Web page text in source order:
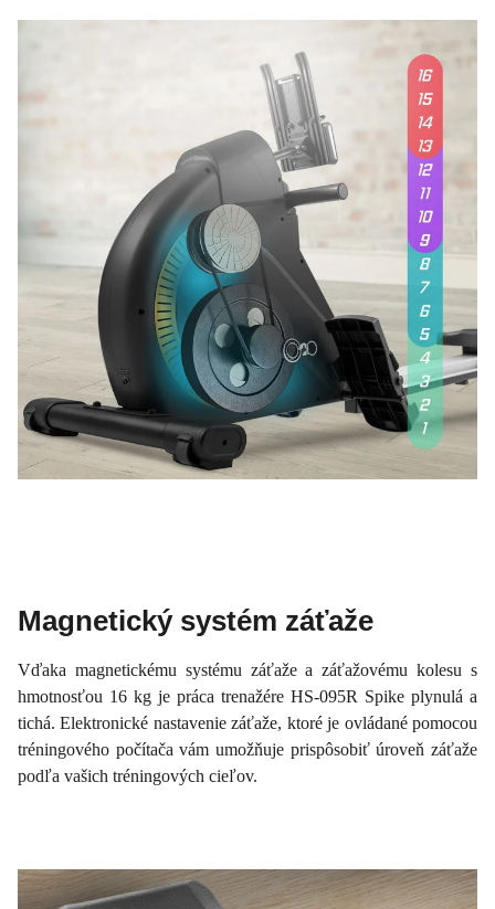
Magnetický systém záťaže
Vďaka magnetickému systému záťaže a záťažovému kolesu s
hmotnosťou 16 kg je práca trenažére HS-095R Spike plynulá a
tichá. Elektronické nastavenie záťaže, ktoré je ovládané pomocou
tréningového počítača vám umožňuje prispôsobiť úroveň záťaže
podľa vašich tréningových cieľov.